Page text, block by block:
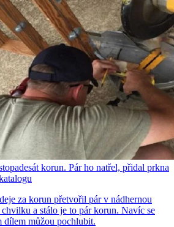
korun. Pár ho natřel, přidal prkna
za korun přetvořil pár v nádhernou
a stálo je to pár korun. Navíc se
dílem můžou pochlubit.